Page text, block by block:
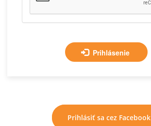
Prihlásenie
Prihlásiť sa cez Facebook